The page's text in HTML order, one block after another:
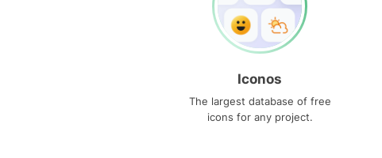
Iconos
The largest database of free
icons for any project.